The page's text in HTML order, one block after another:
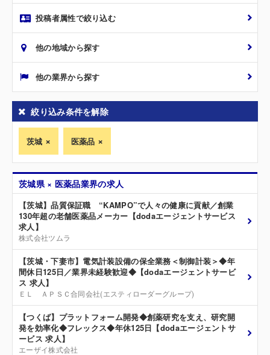
投稿者属性で絞り込む
他の地域から探す
他の業界から探す
絞り込み条件を解除
茨城 医薬品
茨城県 × 医薬品業界の求人
【茨城】品質保証職 “KAMPO”で人々の健康に貢献／創業
130年超の老舗医薬品メーカー【dodaエージェントサービス
求人】
株式会社ツムラ
【茨城・下妻市】電気計装設備の保全業務＜制御計装＞◆年
間休日125日／業界未経験歓迎◆【dodaエージェントサービ
ス 求人】
ＥＬ ＡＰＳＣ合同会社(エスティローダーグループ)
【つくば】プラットフォーム開発◆創薬研究を支え、研究開
発を効率化◆フレックス◆年休125日【dodaエージェントサ
ービス 求人】
エーザイ株式会社